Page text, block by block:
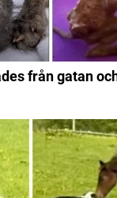
från gatan